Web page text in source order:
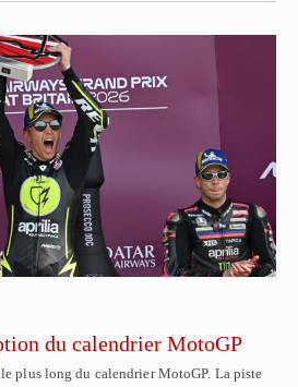
du calendrier MotoGP
plus long du calendrier MotoGP. La piste